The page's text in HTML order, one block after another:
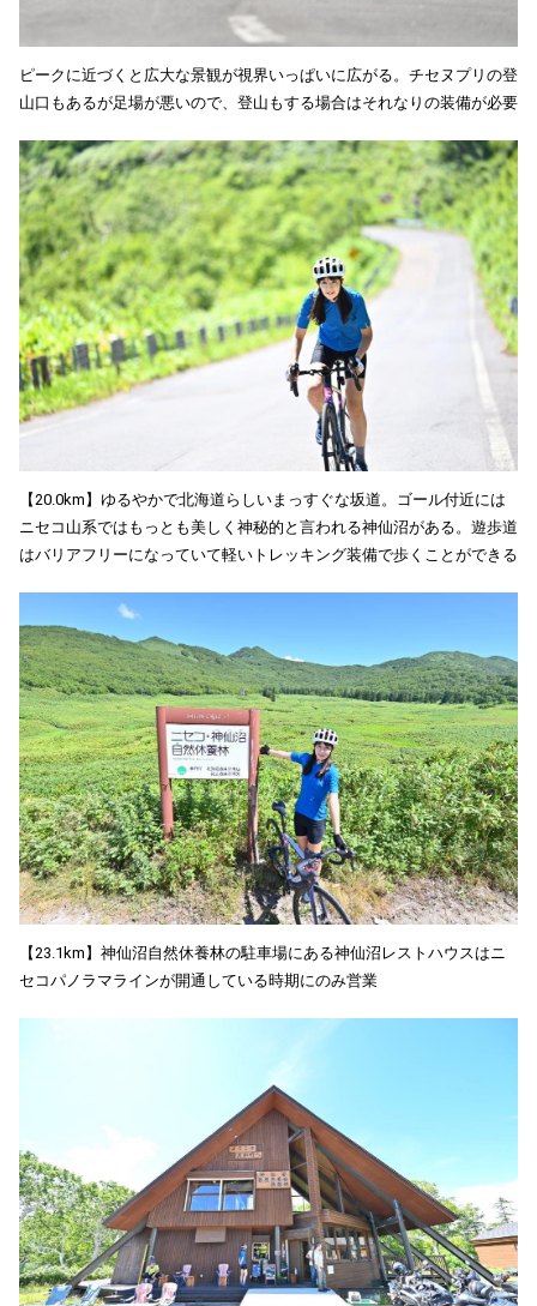
ピークに近づくと広大な景観が視界いっぱいに広がる。チセヌプリの登
山口もあるが足場が悪いので、登山もする場合はそれなりの装備が必要
【20.0km】ゆるやかで北海道らしいまっすぐな坂道。ゴール付近には
ニセコ山系ではもっとも美しく神秘的と言われる神仙沼がある。遊歩道
はバリアフリーになっていて軽いトレッキング装備で歩くことができる
【23.1km】神仙沼自然休養林の駐車場にある神仙沼レストハウスはニ
セコパノラマラインが開通している時期にのみ営業